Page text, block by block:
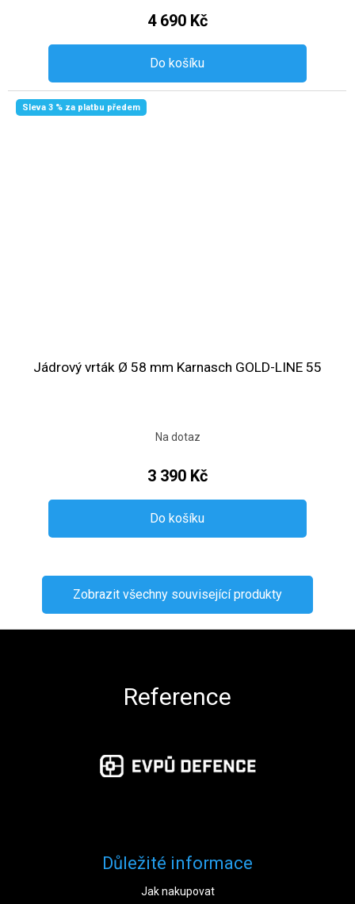
4 690 Kč
Do košíku
Sleva 3 % za platbu předem
Jádrový vrták Ø 58 mm Karnasch GOLD-LINE 55
Na dotaz
3 390 Kč
Do košíku
Zobrazit všechny související produkty
Reference
Důležité informace
Jak nakupovat